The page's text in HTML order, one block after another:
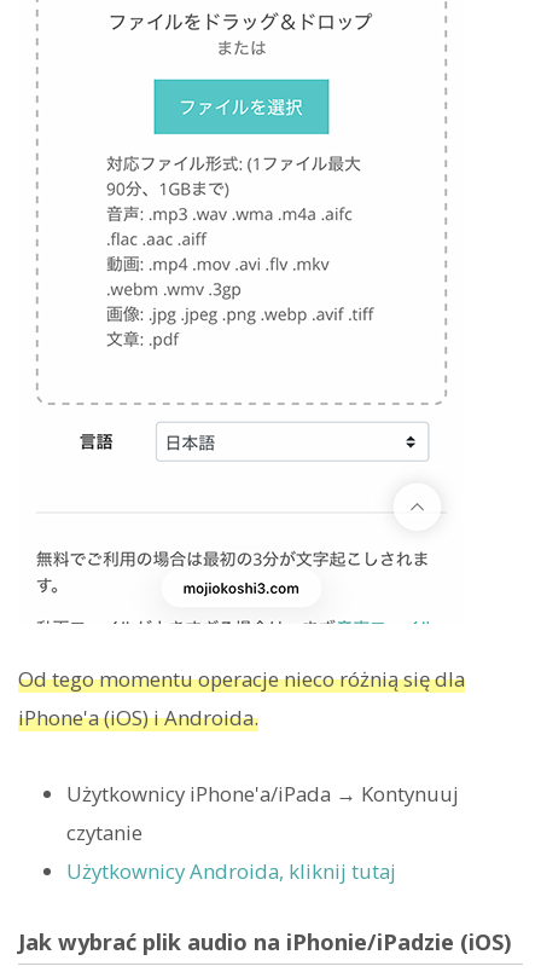
Od tego momentu operacje nieco różnią się dla
iPhone'a (iOS) i Androida.
Użytkownicy iPhone'a/iPada → Kontynuuj
czytanie
Użytkownicy Androida, kliknij tutaj
Jak wybrać plik audio na iPhonie/iPadzie (iOS)